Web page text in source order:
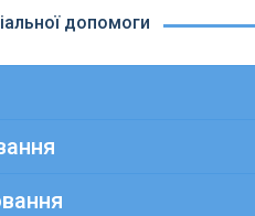
допомоги